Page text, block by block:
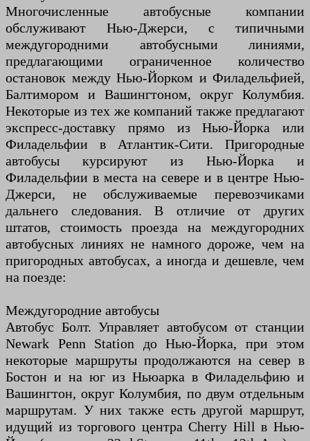
Многочисленные автобусные компании
обслуживают Нью-Джерси, с типичными
междугородними автобусными линиями,
предлагающими ограниченное количество
остановок между Нью-Йорком и Филадельфией,
Балтимором и Вашингтоном, округ Колумбия.
Некоторые из тех же компаний также предлагают
экспресс-доставку прямо из Нью-Йорка или
Филадельфии в Атлантик-Сити. Пригородные
автобусы курсируют из Нью-Йорка и
Филадельфии в места на севере и в центре Нью-
Джерси, не обслуживаемые перевозчиками
дальнего следования. В отличие от других
штатов, стоимость проезда на междугородних
автобусных линиях не намного дороже, чем на
пригородных автобусах, а иногда и дешевле, чем
на поезде:
Междугородние автобусы
Автобус Болт. Управляет автобусом от станции
Newark Penn Station до Нью-Йорка, при этом
некоторые маршруты продолжаются на север в
Бостон и на юг из Ньюарка в Филадельфию и
Вашингтон, округ Колумбия, по двум отдельным
маршрутам. У них также есть другой маршрут,
идущий из торгового центра Cherry Hill в Нью-